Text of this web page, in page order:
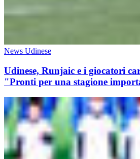
News Udinese
Udinese, Runjaic e i giocatori
"Pronti per una stagione